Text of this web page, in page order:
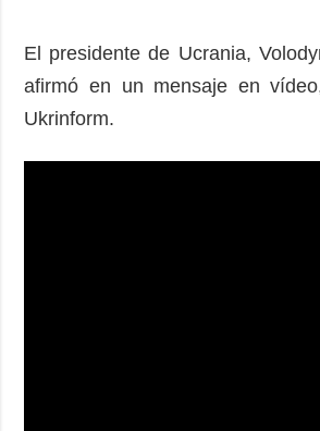
El presidente de Ucrania,
afirmó en un mensaje en
Ukrinform.